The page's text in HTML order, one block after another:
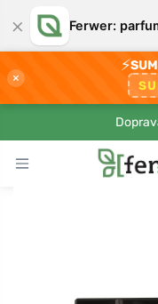
× Ferwer:
×
⚡